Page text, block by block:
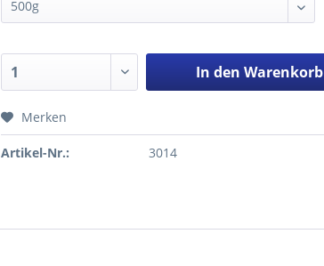
In den Warenkorb
Merken
Artikel-Nr.: 3014